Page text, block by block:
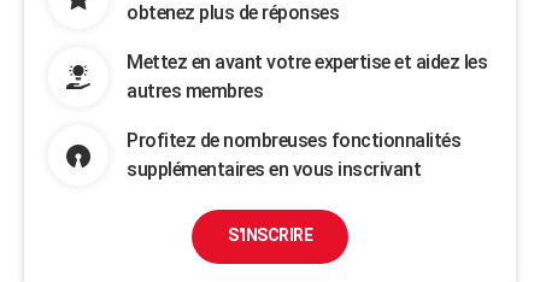
obtenez plus de réponses
Mettez en avant votre expertise et aidez les
autres membres
Profitez de nombreuses fonctionnalités
supplémentaires en vous inscrivant
S'INSCRIRE